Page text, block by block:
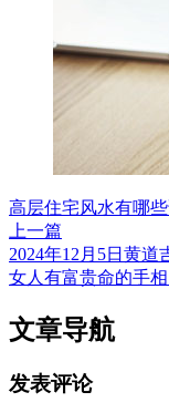
高层住宅风水有哪
上一篇
2024年12月5日黄
女人有富贵命的手
文章导航
发表评论